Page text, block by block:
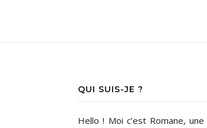
QUI SUIS-JE ?
Hello ! Moi c’est Romane,